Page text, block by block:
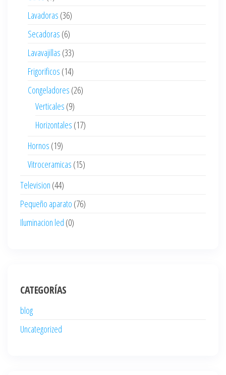
Lavadoras (36)
Secadoras (6)
Lavavajillas (33)
Frigorificos (14)
Congeladores (26)
Verticales (9)
Horizontales (17)
Hornos (19)
Vitroceramicas (15)
Television (44)
Pequeño aparato (76)
Iluminacion led (0)
CATEGORÍAS
blog
Uncategorized